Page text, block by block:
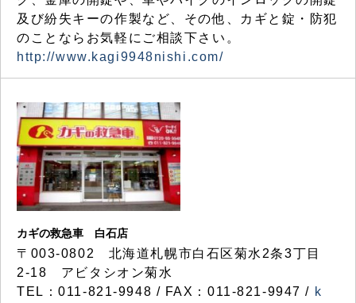
及び紛失キーの作製など、その他、カギと錠・防犯
のことならお気軽にご相談下さい。
http://www.kagi9948nishi.com/
カギの救急車 白石店
〒003-0802 北海道札幌市白石区菊水2条3丁目
2-18 アビタシオン菊水
TEL：011-821-9948 / FAX：011-821-9947 / k